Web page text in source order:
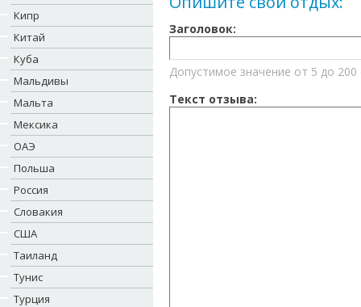
Кипр
Китай
Куба
Мальдивы
Мальта
Мексика
ОАЭ
Польша
Россия
Словакия
США
Таиланд
Тунис
Турция
Заголовок:
Допустимое значение от 5 до
Текст отзыва: